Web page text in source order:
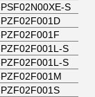
S
S
S